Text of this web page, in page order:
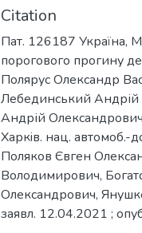
Citation
Пат. 126187 Україна,
порогового прогину
Полярус Олександр
Лебединський Андрій
Андрій
Харкiв. нац. автомоб.-
Поляков Євген
Володимирович,
Олександрович,
заявл. 12.04.2021 ;